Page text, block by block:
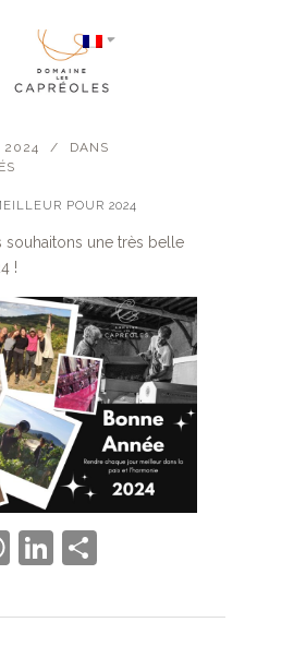
2024
DANS
POUR 2024
souhaitons une très belle
!
WhatsApp
LinkedIn